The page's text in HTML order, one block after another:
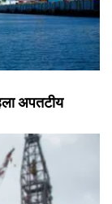
अपतटीय